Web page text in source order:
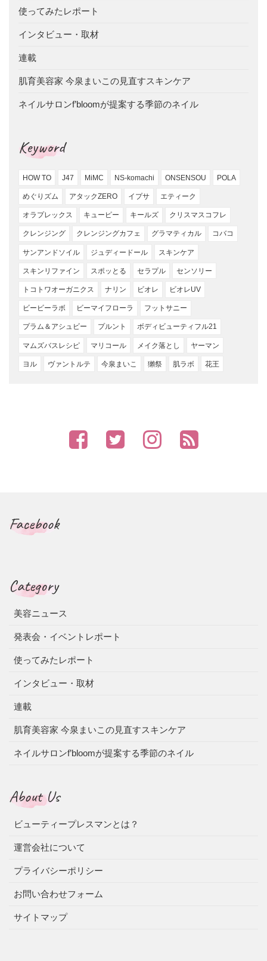
使ってみたレポート
インタビュー・取材
連載
肌育美容家 今泉まいこの見直すスキンケア
ネイルサロンf’bloomが提案する季節のネイル
Keyword
HOW TO J47 MiMC NS-komachi ONSENSOU POLA
めぐりズム アタックZERO イプサ エティーク
オラプレックス キューピー キールズ クリスマスコフレ
クレンジング クレンジングカフェ グラマティカル コバコ
サンアンドソイル ジュディードール スキンケア
スキンリファイン スポッとる セラプル センソリー
トコトワオーガニクス ナリン ビオレ ビオレUV
ビービーラボ ビーマイフローラ フットサニー
プラム＆アシュビー プルント ボディビューティフル21
マムズバスレシピ マリコール メイク落とし ヤーマン
ヨル ヴァントルテ 今泉まいこ 獺祭 肌ラボ 花王
Facebook
Category
美容ニュース
発表会・イベントレポート
使ってみたレポート
インタビュー・取材
連載
肌育美容家 今泉まいこの見直すスキンケア
ネイルサロンf’bloomが提案する季節のネイル
About Us
ビューティープレスマンとは？
運営会社について
プライバシーポリシー
お問い合わせフォーム
サイトマップ